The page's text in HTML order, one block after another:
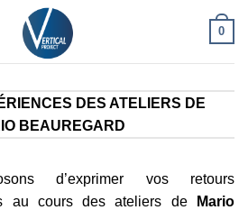
0
DES ATELIERS DE
BEAUREGARD
d’exprimer vos retours
au cours des ateliers de
Mario